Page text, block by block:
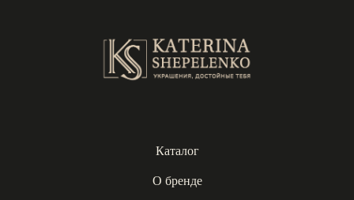
Каталог
О бренде